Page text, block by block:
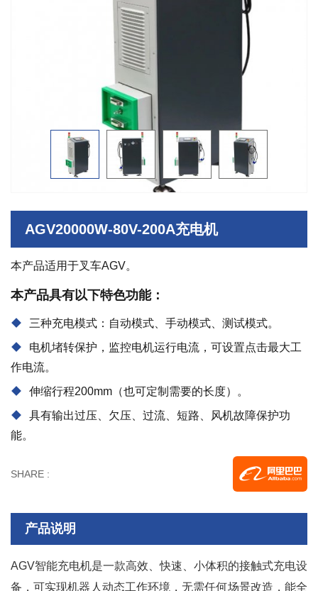
AGV20000W-80V-200A充电机
本产品适用于叉车AGV。
本产品具有以下特色功能：
三种充电模式：自动模式、手动模式、测试模式。
电机堵转保护，监控电机运行电流，可设置点击最大工
作电流。
伸缩行程200mm（也可定制需要的长度）。
具有输出过压、欠压、过流、短路、风机故障保护功
能。
SHARE :
产品说明
AGV智能充电机是一款高效、快速、小体积的接触式充电设
备，可实现机器人动态工作环境，无需任何场景改造，能全